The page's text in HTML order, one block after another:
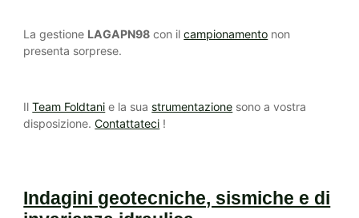
La gestione LAGAPN98 con ilcampionamento non
presenta sorprese.
IlTeam Foldtani e la sua strumentazione sono a vostra
disposizione.Contattateci !
Indagini geotecniche, sismiche e di